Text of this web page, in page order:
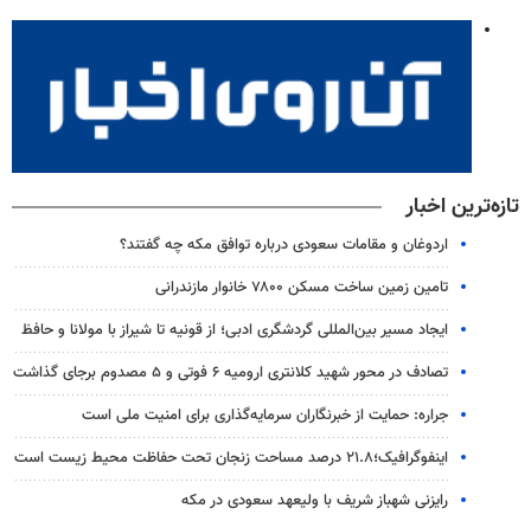
تازه‌ترین اخبار
اردوغان و مقامات سعودی درباره توافق مکه چه گفتند؟
تامین زمین ساخت مسکن ۷۸۰۰ خانوار مازندرانی
ایجاد مسیر بین‌المللی گردشگری ادبی؛ از قونیه تا شیراز با مولانا و حافظ
تصادف در محور شهید کلانتری ارومیه ۶ فوتی و ۵ مصدوم برجای گذاشت
جراره: حمایت از خبرنگاران سرمایه‌گذاری برای امنیت ملی است
اینفوگرافیک؛۲۱.۸ درصد مساحت زنجان تحت حفاظت محیط زیست است
رایزنی شهباز شریف با ولیعهد سعودی در مکه